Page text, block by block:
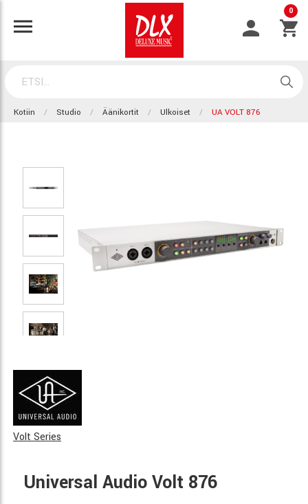
0
Kotiin Studio Äänikortit Ulkoiset UA VOLT 876
Volt Series
Universal Audio Volt 876